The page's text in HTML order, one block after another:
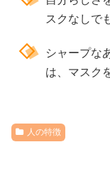
スクなしで
シャープな
は、マスク
人の特徴